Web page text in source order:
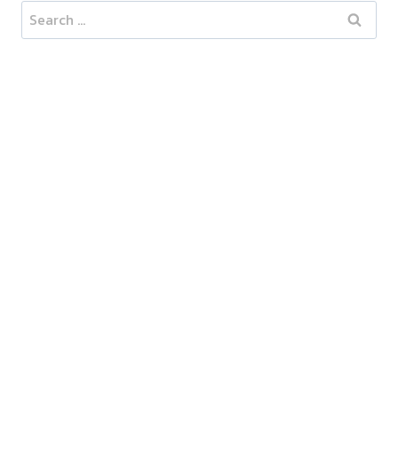
Search
for: